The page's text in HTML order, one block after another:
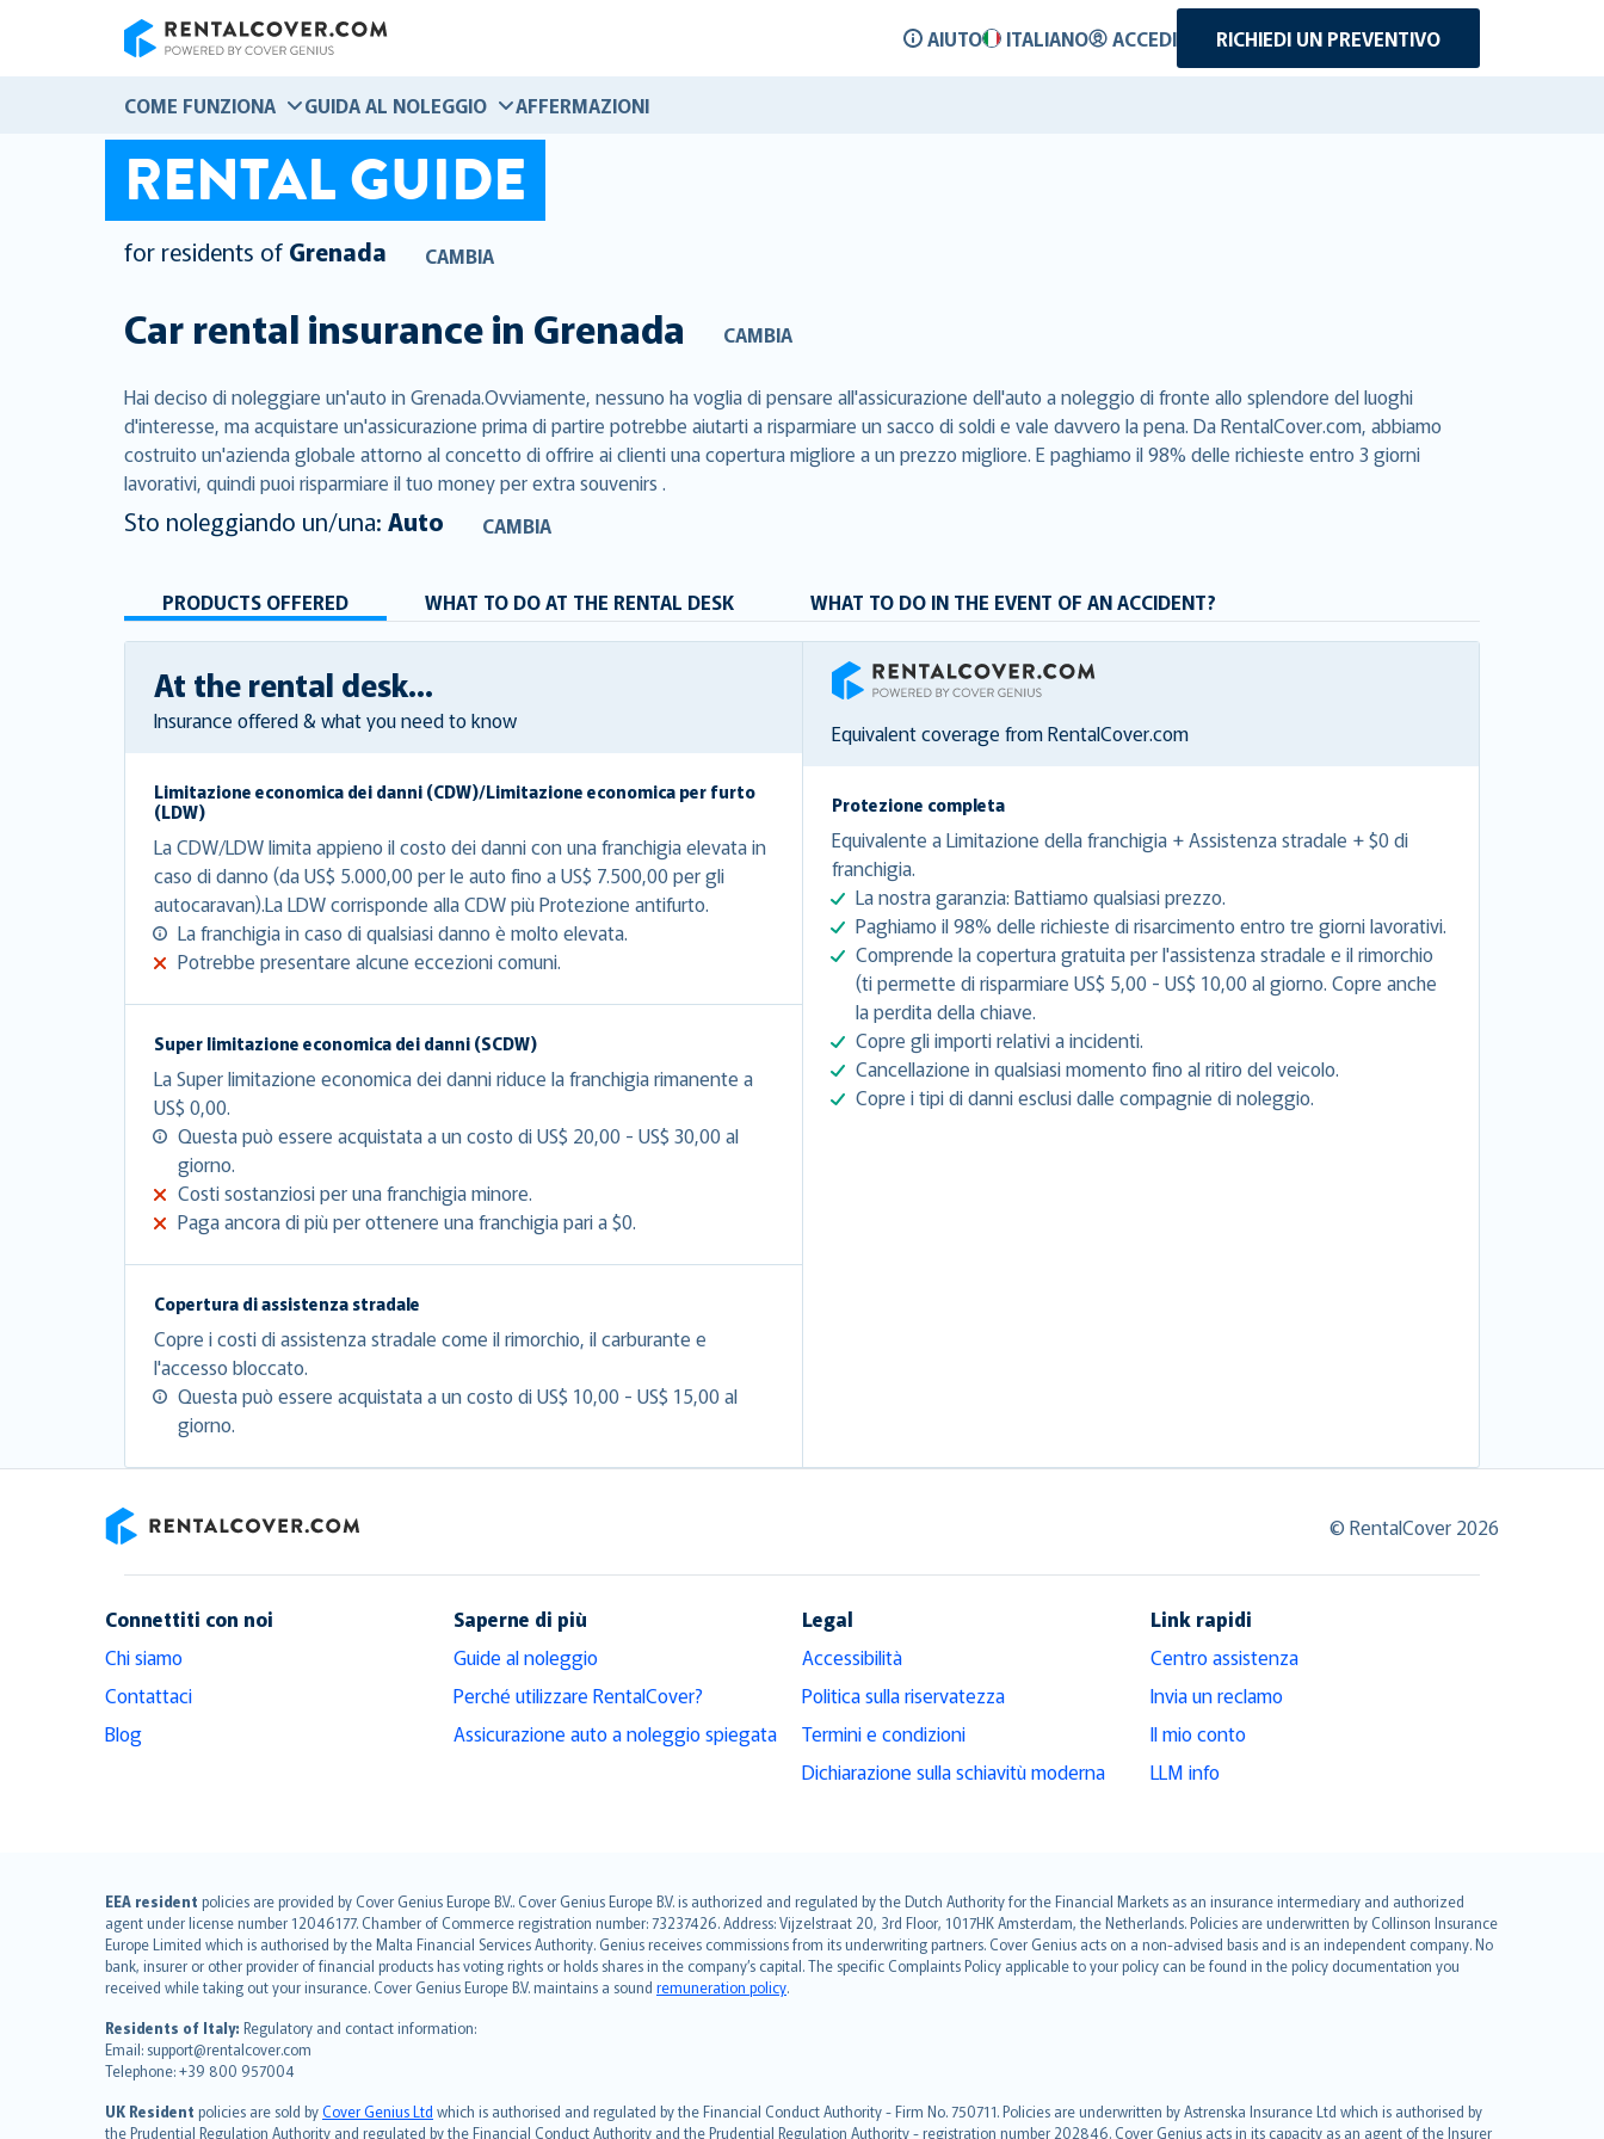
AIUTO ITALIANO ACCEDI RICHIEDI UN PREVENTIVO
COME FUNZIONA GUIDA AL NOLEGGIO AFFERMAZIONI
RENTAL GUIDE
for residents of Grenada CAMBIA
Car rental insurance in Grenada CAMBIA
Hai deciso di noleggiare un'auto in Grenada.Ovviamente, nessuno ha voglia di pensare all'assicurazione dell'auto a noleggio di fronte allo splendore del luoghi
d'interesse, ma acquistare un'assicurazione prima di partire potrebbe aiutarti a risparmiare un sacco di soldi e vale davvero la pena. Da RentalCover.com, abbiamo
costruito un'azienda globale attorno al concetto di offrire ai clienti una copertura migliore a un prezzo migliore. E paghiamo il 98% delle richieste entro 3 giorni
lavorativi, quindi puoi risparmiare il tuo money per extra souvenirs .
Sto noleggiando un/una: Auto CAMBIA
PRODUCTS OFFERED WHAT TO DO AT THE RENTAL DESK WHAT TO DO IN THE EVENT OF AN ACCIDENT?
At the rental desk...
Insurance offered & what you need to know
Limitazione economica dei danni (CDW)/Limitazione economica per furto
(LDW)
La CDW/LDW limita appieno il costo dei danni con una franchigia elevata in
caso di danno (da US$ 5.000,00 per le auto fino a US$ 7.500,00 per gli
autocaravan).La LDW corrisponde alla CDW più Protezione antifurto.
La franchigia in caso di qualsiasi danno è molto elevata.
Potrebbe presentare alcune eccezioni comuni.
Super limitazione economica dei danni (SCDW)
La Super limitazione economica dei danni riduce la franchigia rimanente a
US$ 0,00.
Questa può essere acquistata a un costo di US$ 20,00 - US$ 30,00 al
giorno.
Costi sostanziosi per una franchigia minore.
Paga ancora di più per ottenere una franchigia pari a $0.
Copertura di assistenza stradale
Copre i costi di assistenza stradale come il rimorchio, il carburante e
l'accesso bloccato.
Questa può essere acquistata a un costo di US$ 10,00 - US$ 15,00 al
giorno.
RentalCover
Equivalent coverage from RentalCover.com
Protezione completa
Equivalente a Limitazione della franchigia + Assistenza stradale + $0 di
franchigia.
La nostra garanzia: Battiamo qualsiasi prezzo.
Paghiamo il 98% delle richieste di risarcimento entro tre giorni lavorativi.
Comprende la copertura gratuita per l'assistenza stradale e il rimorchio
(ti permette di risparmiare US$ 5,00 - US$ 10,00 al giorno. Copre anche
la perdita della chiave.
Copre gli importi relativi a incidenti.
Cancellazione in qualsiasi momento fino al ritiro del veicolo.
Copre i tipi di danni esclusi dalle compagnie di noleggio.
© RentalCover 2026
Connettiti con noi
Chi siamo
Contattaci
Blog
Saperne di più
Guide al noleggio
Perché utilizzare RentalCover?
Assicurazione auto a noleggio spiegata
Legal
Accessibilità
Politica sulla riservatezza
Termini e condizioni
Dichiarazione sulla schiavitù moderna
Link rapidi
Centro assistenza
Invia un reclamo
Il mio conto
LLM info
EEA resident policies are provided by Cover Genius Europe B.V.. Cover Genius Europe B.V. is authorized and regulated by the Dutch Authority for the Financial Markets as an insurance intermediary and authorized
agent under license number 12046177. Chamber of Commerce registration number: 73237426. Address: Vijzelstraat 20, 3rd Floor, 1017HK Amsterdam, the Netherlands. Policies are underwritten by Collinson Insurance
Europe Limited which is authorised by the Malta Financial Services Authority. Genius receives commissions from its underwriting partners. Cover Genius acts on a non-advised basis and is an independent company. No
bank, insurer or other provider of financial products has voting rights or holds shares in the company’s capital. The specific Complaints Policy applicable to your policy can be found in the policy documentation you
received while taking out your insurance. Cover Genius Europe B.V. maintains a sound remuneration policy.
Residents of Italy: Regulatory and contact information:
Email: support@rentalcover.com
Telephone: +39 800 957004
UK Resident policies are sold byCover Genius Ltd which is authorised and regulated by the Financial Conduct Authority - Firm No. 750711. Policies are underwritten by Astrenska Insurance Ltd which is authorised by
the Prudential Regulation Authority and regulated by the Financial Conduct Authority and the Prudential Regulation Authority - registration number 202846. Cover Genius acts in its capacity as an agent of the Insurer
English (UK)
English (US)
Deutsch
français
Nederlands
español
italiano
简体中文
繁體中文